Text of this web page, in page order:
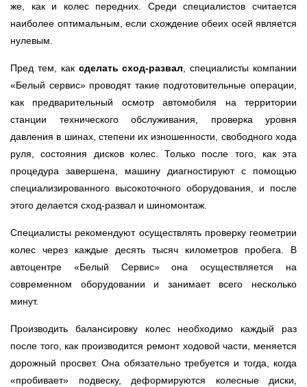
же, как и колес передних. Среди специалистов считается
наиболее оптимальным, если схождение обеих осей является
нулевым.
Пред тем, как сделать сход-развал, специалисты компании
«Белый сервис» проводят такие подготовительные операции,
как предварительный осмотр автомобиля на территории
станции технического обслуживания, проверка уровня
давления в шинах, степени их изношенности, свободного хода
руля, состояния дисков колес. Только после того, как эта
процедура завершена, машину диагностируют с помощью
специализированного высокоточного оборудования, и после
этого делается сход-развал и шиномонтаж.
Специалисты рекомендуют осуществлять проверку геометрии
колес через каждые десять тысяч километров пробега. В
автоцентре «Белый Сервис» она осуществляется на
современном оборудовании и занимает всего несколько
минут.
Производить балансировку колес необходимо каждый раз
после того, как производится ремонт ходовой части, меняется
дорожный просвет. Она обязательно требуется и тогда, когда
«пробивает» подвеску, деформируются колесные диски,